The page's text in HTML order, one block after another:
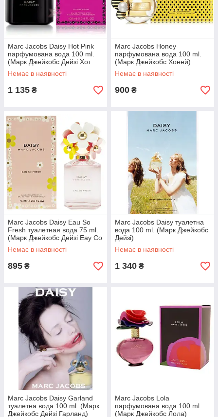
Marc Jacobs Daisy Hot Pink
парфумована вода 100 ml.
(Марк Джейкобс Дейзі Хот
Пінк)
Немає в наявності
1 135 ₴
Marc Jacobs Honey
парфумована вода 100 ml.
(Марк Джейкобс Хоней)
Немає в наявності
900 ₴
Marc Jacobs Daisy Eau So
Fresh туалетная вода 75 ml.
(Марк Джейкобс Дейзі Еау Со
Фреш)
Немає в наявності
895 ₴
Marc Jacobs Daisy туалетна
вода 100 ml. (Марк Джейкобс
Дейзі)
Немає в наявності
1 340 ₴
Marc Jacobs Daisy Garland
туалетна вода 100 ml. (Марк
Джейкобс Дейзі Гарланд)
Marc Jacobs Lola
парфумована вода 100 ml.
(Марк Джейкобс Лола)